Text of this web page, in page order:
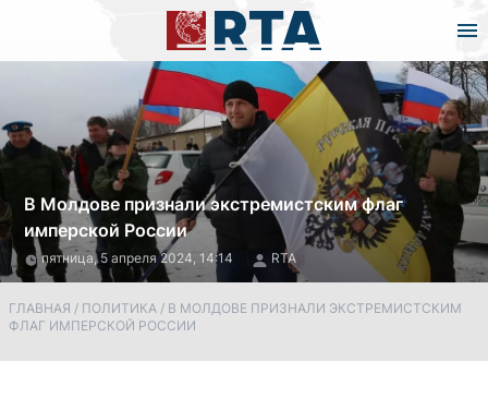
В Молдове признали экстремистским флаг
имперской России
пятница, 5 апреля 2024, 14:14 RTA
ГЛАВНАЯ / ПОЛИТИКА / В МОЛДОВЕ ПРИЗНАЛИ ЭКСТРЕМИСТСКИМ
ФЛАГ ИМПЕРСКОЙ РОССИИ